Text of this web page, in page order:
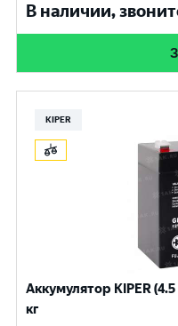
В наличии,
KIPER
Аккумулятор KIPER
кг